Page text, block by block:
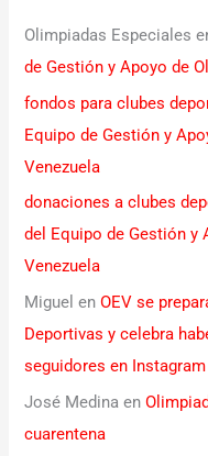
Olimpiadas Especiales
de Gestión y Apoyo de
fondos para clubes
Equipo de Gestión y
Venezuela
donaciones a clubes
del Equipo de Gestión y
Venezuela
Miguel enOEV se
Deportivas y celebra
seguidores en Instagram
José Medina en
cuarentena